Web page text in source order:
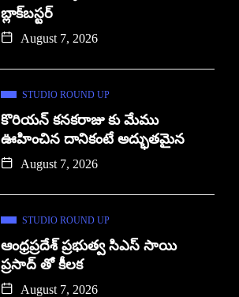
బ్లాక్‌బస్టర్
August 7, 2026
STUDIO ROUND UP
కొరియన్ కనకరాజు కు మేము
ఊహించిన దానికంటే అద్భుతమైన
August 7, 2026
STUDIO ROUND UP
ఆంధ్రప్రదేశ్ ప్రభుత్వ సిఎస్ సాయి
ప్రసాద్ తో కీలక
August 7, 2026